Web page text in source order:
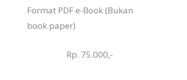
Format PDF e-Book (Bukan
book paper)
Rp. 75.000,-